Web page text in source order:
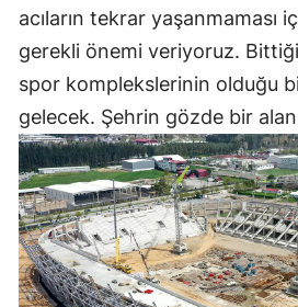
acıların tekrar yaşanmaması
gerekli önemi veriyoruz.
spor komplekslerinin olduğu
gelecek. Şehrin gözde bir